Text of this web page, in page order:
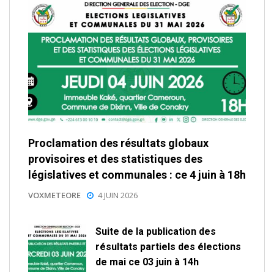
Proclamation des résultats globaux
provisoires et des statistiques des
législatives et communales : ce 4 juin à 18h
VOXMETEORE 4 JUIN 2026
Suite de la publication des
résultats partiels des élections
de mai ce 03 juin à 14h